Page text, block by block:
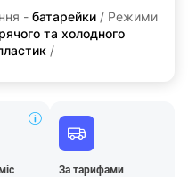
- батарейки / Режими
та холодного
/
За тарифами